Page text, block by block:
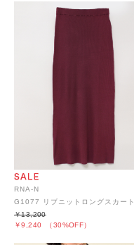
RNA-N
G1077 リブニットロングスカート
￥9,240 （30%OFF）
￥13,200